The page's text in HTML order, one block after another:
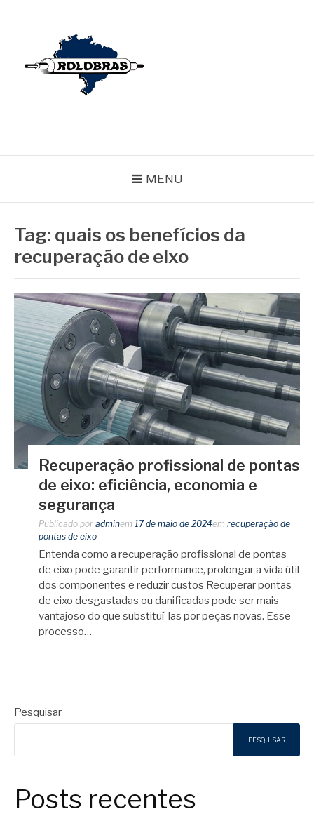
MENU
Tag: quais os benefícios da
recuperação de eixo
Recuperação profissional de pontas
de eixo: eficiência, economia e
segurança
Publicado por adminem 17 de maio de 2024em recuperação de
pontas de eixo
Entenda como a recuperação profissional de pontas
de eixo pode garantir performance, prolongar a vida útil
dos componentes e reduzir custos Recuperar pontas
de eixo desgastadas ou danificadas pode ser mais
vantajoso do que substituí-las por peças novas. Esse
processo…
Pesquisar
PESQUISAR
Posts recentes